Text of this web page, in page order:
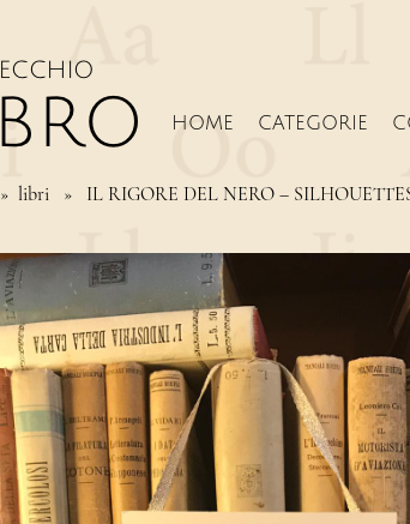
HOME CATEGORIE
» libri » IL RIGORE DEL NERO –